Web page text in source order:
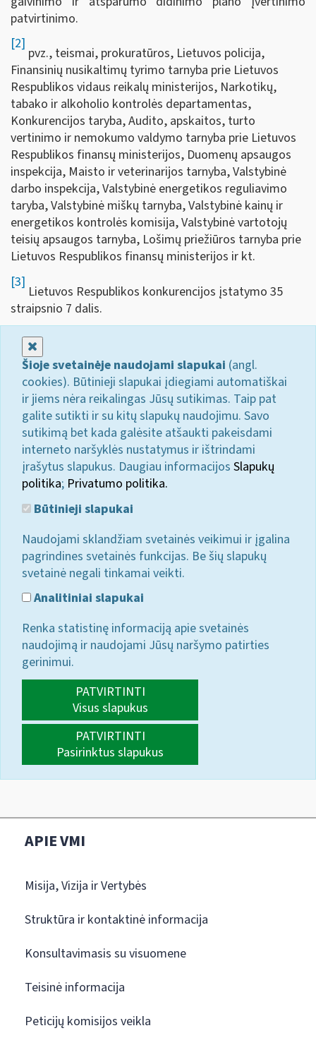
patvirtinimo.
[2]
pvz., teismai, prokuratūros, Lietuvos policija,
Finansinių nusikaltimų tyrimo tarnyba prie Lietuvos
Respublikos vidaus reikalų ministerijos, Narkotikų,
tabako ir alkoholio kontrolės departamentas,
Konkurencijos taryba, Audito, apskaitos, turto
vertinimo ir nemokumo valdymo tarnyba prie Lietuvos
Respublikos finansų ministerijos, Duomenų apsaugos
inspekcija, Maisto ir veterinarijos tarnyba, Valstybinė
darbo inspekcija, Valstybinė energetikos reguliavimo
taryba, Valstybinė miškų tarnyba, Valstybinė kainų ir
energetikos kontrolės komisija, Valstybinė vartotojų
teisių apsaugos tarnyba, Lošimų priežiūros tarnyba prie
Lietuvos Respublikos finansų ministerijos ir kt.
[3]
Lietuvos Respublikos konkurencijos įstatymo 35
straipsnio 7 dalis.
Šioje svetainėje naudojami slapukai (angl.
cookies). Būtinieji slapukai įdiegiami automatiškai
ir jiems nėra reikalingas Jūsų sutikimas. Taip pat
galite sutikti ir su kitų slapukų naudojimu. Savo
sutikimą bet kada galėsite atšaukti pakeisdami
interneto naršyklės nustatymus ir ištrindami
įrašytus slapukus. Daugiau informacijos Slapukų
politika; Privatumo politika.
Būtinieji slapukai
Naudojami sklandžiam svetainės veikimui ir įgalina
pagrindines svetainės funkcijas. Be šių slapukų
svetainė negali tinkamai veikti.
Analitiniai slapukai
Renka statistinę informaciją apie svetainės
naudojimą ir naudojami Jūsų naršymo patirties
gerinimui.
PATVIRTINTI
Visus slapukus
PATVIRTINTI
Pasirinktus slapukus
APIE VMI
Misija, Vizija ir Vertybės
Struktūra ir kontaktinė informacija
Konsultavimasis su visuomene
Teisinė informacija
Peticijų komisijos veikla